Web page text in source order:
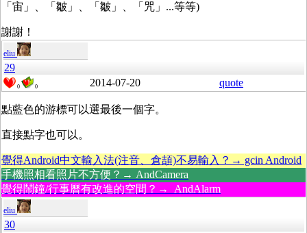
「宙」、「皺」、「皺」、「咒」...等等)
謝謝！
eliu
29
0 0 2014-07-20 quote
點藍色的游標可以選最後一個字。
直接點字也可以。
覺得Android中文輸入法(注音、倉頡)不易輸入？→ gcin Android
手機照相看照片不方便？→ AndCamera
覺得鬧鐘/行事曆有改進的空間？→ AndAlarm
eliu
30